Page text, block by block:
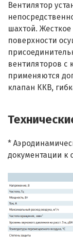
Вентилятор
шахтой.
поверхности
вентиляторов с
применяются
клапан ККВ,
*
документации к